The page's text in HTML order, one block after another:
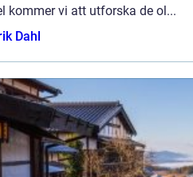
kommer vi att utforska de ol...
Dahl